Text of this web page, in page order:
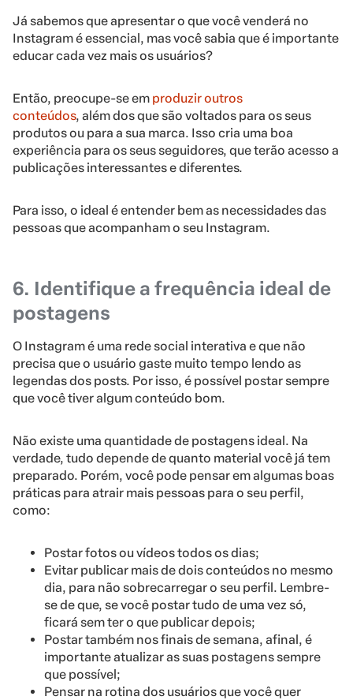
Já sabemos que apresentar o que você venderá no
Instagram é essencial, mas você sabia que é importante
educar cada vez mais os usuários?
Então, preocupe-se em produzir outros
conteúdos, além dos que são voltados para os seus
produtos ou para a sua marca. Isso cria uma boa
experiência para os seus seguidores, que terão acesso a
publicações interessantes e diferentes.
Para isso, o ideal é entender bem as necessidades das
pessoas que acompanham o seu Instagram.
6. Identifique a frequência ideal de
postagens
O Instagram é uma rede social interativa e que não
precisa que o usuário gaste muito tempo lendo as
legendas dos posts. Por isso, é possível postar sempre
que você tiver algum conteúdo bom.
Não existe uma quantidade de postagens ideal. Na
verdade, tudo depende de quanto material você já tem
preparado. Porém, você pode pensar em algumas boas
práticas para atrair mais pessoas para o seu perfil,
como:
Postar fotos ou vídeos todos os dias;
Evitar publicar mais de dois conteúdos no mesmo
dia, para não sobrecarregar o seu perfil. Lembre-
se de que, se você postar tudo de uma vez só,
ficará sem ter o que publicar depois;
Postar também nos finais de semana, afinal, é
importante atualizar as suas postagens sempre
que possível;
Pensar na rotina dos usuários que você quer